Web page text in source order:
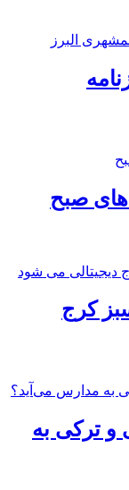
های صبح
کرج
و ترکی به